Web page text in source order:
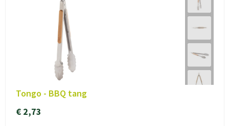
Tongo - BBQ tang
€ 2,73